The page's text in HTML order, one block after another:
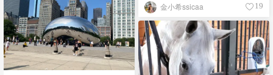
金小希ssicaa 19